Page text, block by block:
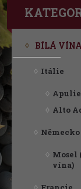
Vítejte na
BÍLÁ VÍNA
Itálie
Apulie
Alto
Německo
Mosel
vína)